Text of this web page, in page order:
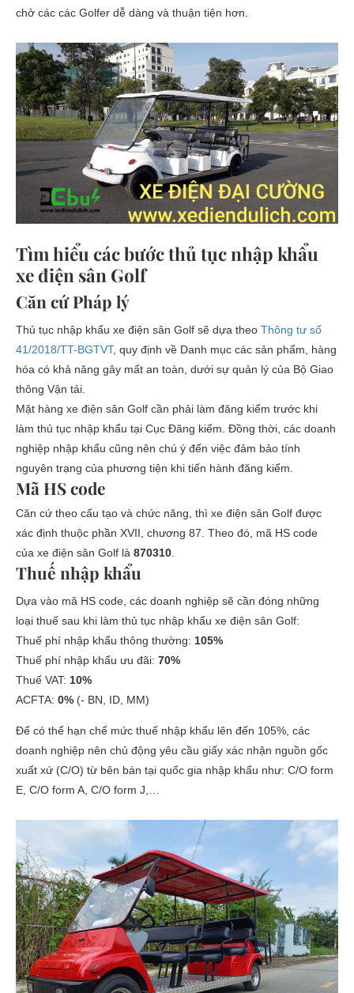
chở các các Golfer dễ dàng và thuận tiện hơn.
Tìm hiểu các bước thủ tục nhập khẩu
xe điện sân Golf
Căn cứ Pháp lý
Thủ tục nhập khẩu xe điện sân Golf sẽ dựa theo Thông tư số
41/2018/TT-BGTVT, quy định về Danh mục các sản phẩm, hàng
hóa có khả năng gây mất an toàn, dưới sự quản lý của Bộ Giao
thông Vận tải.
Mặt hàng xe điện sân Golf cần phải làm đăng kiểm trước khi
làm thủ tục nhập khẩu tại Cục Đăng kiểm. Đồng thời, các doanh
nghiệp nhập khẩu cũng nên chú ý đến việc đảm bảo tính
nguyên trạng của phương tiện khi tiến hành đăng kiểm.
Mã HS code
Căn cứ theo cấu tạo và chức năng, thì xe điện sân Golf được
xác định thuộc phần XVII, chương 87. Theo đó, mã HS code
của xe điện sân Golf là 870310
Thuế nhập khẩu
Dựa vào mã HS code, các doanh nghiệp sẽ cần đóng những
loại thuế sau khi làm thủ tục nhập khẩu xe điện sân Golf:
Thuế phí nhập khẩu thông thường: 105%
Thuế phí nhập khẩu ưu đãi: 70%
Thuế VAT: 10%
ACFTA: 0% (- BN, ID, MM)
Để có thể hạn chế mức thuế nhập khẩu lên đến 105%, các
doanh nghiệp nên chủ động yêu cầu giấy xác nhận nguồn gốc
xuất xứ (C/O) từ bên bán tại quốc gia nhập khẩu như: C/O form
E, C/O form A, C/O form J,…